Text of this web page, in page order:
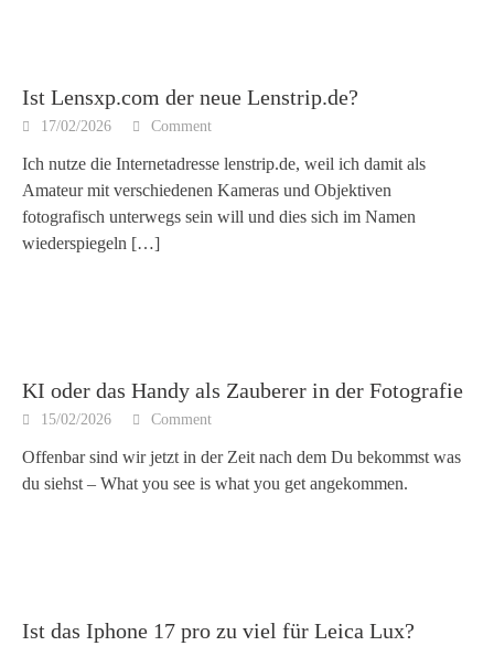
Ist Lensxp.com der neue Lenstrip.de?
17/02/2026 Comment
Ich nutze die Internetadresse lenstrip.de, weil ich damit als
Amateur mit verschiedenen Kameras und Objektiven
fotografisch unterwegs sein will und dies sich im Namen
wiederspiegeln […]
KI oder das Handy als Zauberer in der Fotografie
15/02/2026 Comment
Offenbar sind wir jetzt in der Zeit nach dem Du bekommst was
du siehst – What you see is what you get angekommen.
Ist das Iphone 17 pro zu viel für Leica Lux?